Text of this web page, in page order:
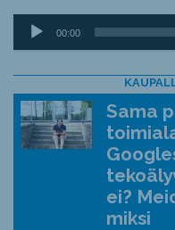
Äänitoistin
00:00
Sama
ei?
miksi